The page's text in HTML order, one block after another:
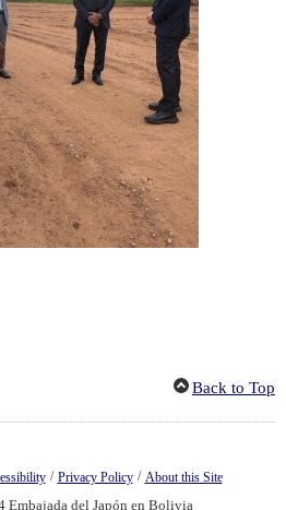
Back to Top
/ Privacy Policy / About this Site
Embajada del Japón en Bolivia